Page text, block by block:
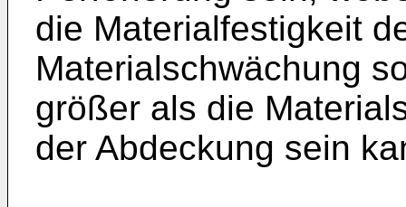
die Materialfestigkeit
Materialschwächung
größer als die
der Abdeckung sein